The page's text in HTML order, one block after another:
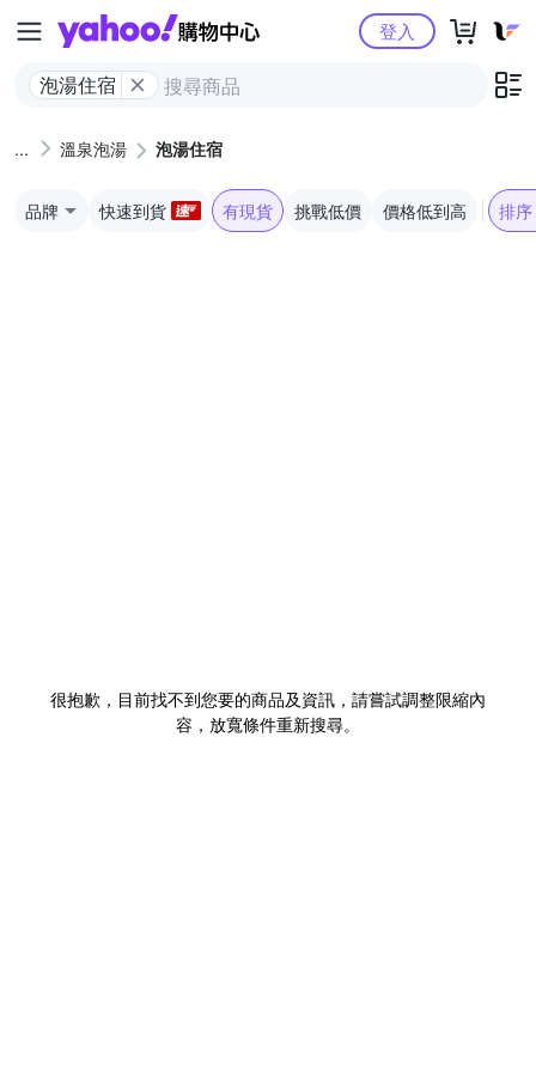
Yahoo購物中心
泡湯住宿
登入
溫泉泡湯 泡湯住宿
品牌 快速到貨 有現貨 挑戰低價 價格低到高 排序
很抱歉，目前找不到您要的商品及資訊，請嘗試調整限縮內
容，放寬條件重新搜尋。